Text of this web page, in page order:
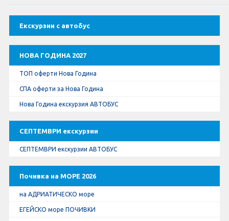
Автобусни Екскурзии
Албатрос Турс
Документи
Общи условия
Стандартен Формуляр
Екскурзии с автобус
НОВА ГОДИНА 2027
ТОП оферти Нова Година
СПА оферти за Нова Година
Нова Година екскурзия АВТОБУС
СЕПТЕМВРИ екскурзии
СЕПТЕМВРИ екскурзии АВТОБУС
Почивка на МОРЕ 2026
на АДРИАТИЧЕСКО море
ЕГЕЙСКО море ПОЧИВКИ